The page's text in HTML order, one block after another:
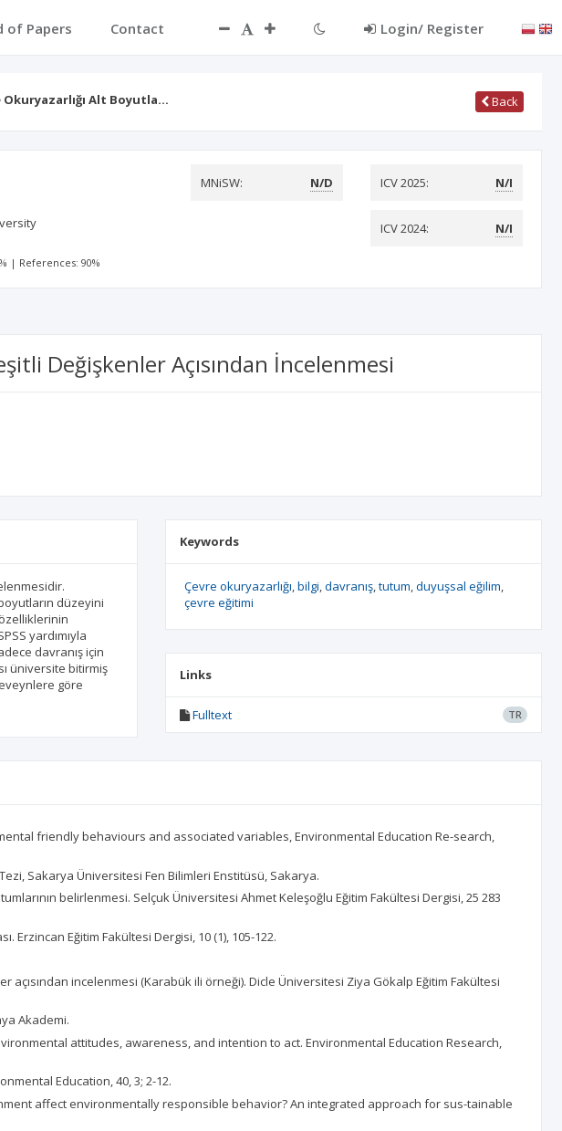
of Papers Contact Login/ Register
Alt Boyutla… Back
MNiSW: N/D ICV 2025: N/I
ICV 2024: N/I
| References: 90%
Değişkenler Açısından İncelenmesi
düzeyini
yardımıyla
davranış için
üniversite bitirmiş
göre
Keywords
Çevre okuryazarlığı bilgi davranış tutum duyuşsal eğilim
çevre eğitimi
Links
Fulltext TR
friendly behaviours and associated variables, Environmental Education Re-search,
Sakarya Üniversitesi Fen Bilimleri Enstitüsü, Sakarya.
belirlenmesi. Selçuk Üniversitesi Ahmet Keleşoğlu Eğitim Fakültesi Dergisi, 25 283
Erzincan Eğitim Fakültesi Dergisi, 10 (1), 105-122.
açısından incelenmesi (Karabük ili örneği). Dicle Üniversitesi Ziya Gökalp Eğitim Fakültesi
Akademi.
attitudes, awareness, and intention to act. Environmental Education Research,
Education, 40, 3; 2-12.
affect environmentally responsible behavior? An integrated approach for sus-tainable